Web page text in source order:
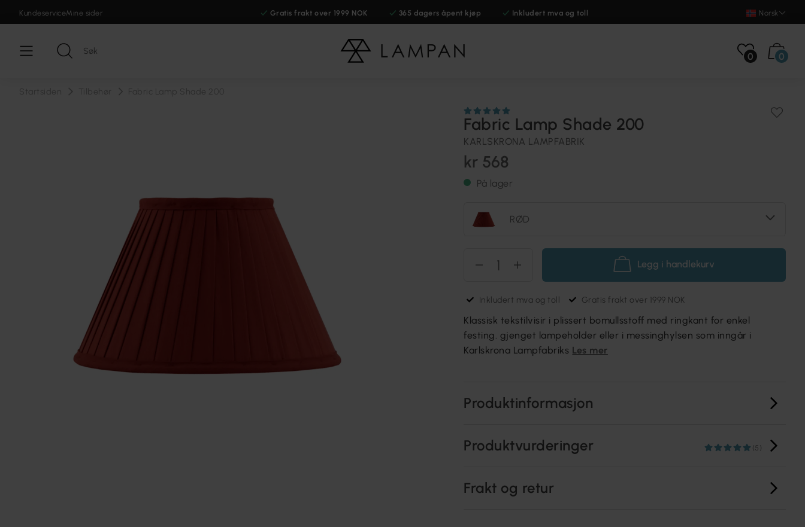
KundeserviceMine sider Gratis frakt over 1999 NOK 365 dagers åpent kjøp Inkludert mva og toll Norsk
0 0
Fabric Lamp Shade 200
KARLSKRONA LAMPFABRIK
kr 568
På lager
RØD
Legg i handlekurv
Inkludert mva og toll Gratis frakt over 1999 NOK
Klassisk tekstilvisir i plissert bomullsstoff med ringkant for enkel
festing. gjenget lampeholder eller i messinghylsen som inngår i
Karlskrona Lampfabriks Les mer
Produktinformasjon
Produktvurderinger (5)
Frakt og retur